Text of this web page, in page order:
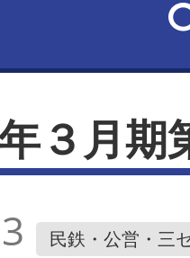
３月期
民鉄・公営・三